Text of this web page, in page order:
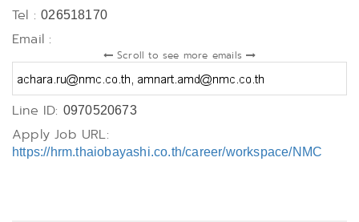
Tel :026518170
Email :
Scroll to see more emails
Line ID: 0970520673
Apply Job URL:
https://hrm.thaiobayashi.co.th/career/workspace/NMC